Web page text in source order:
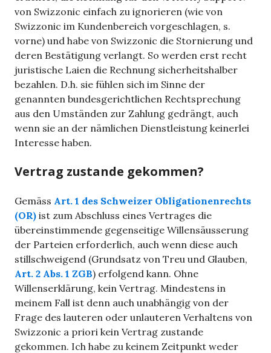
von Swizzonic einfach zu ignorieren (wie von
Swizzonic im Kundenbereich vorgeschlagen, s.
vorne) und habe von Swizzonic die Stornierung und
deren Bestätigung verlangt. So werden erst recht
juristische Laien die Rechnung sicherheitshalber
bezahlen. D.h. sie fühlen sich im Sinne der
genannten bundesgerichtlichen Rechtsprechung
aus den Umständen zur Zahlung gedrängt, auch
wenn sie an der nämlichen Dienstleistung keinerlei
Interesse haben.
Vertrag zustande gekommen?
Gemäss Art. 1 des Schweizer Obligationenrechts
(OR) ist zum Abschluss eines Vertrages die
übereinstimmende gegenseitige Willensäusserung
der Parteien erforderlich, auch wenn diese auch
stillschweigend (Grundsatz von Treu und Glauben,
Art. 2 Abs. 1 ZGB) erfolgend kann. Ohne
Willenserklärung, kein Vertrag. Mindestens in
meinem Fall ist denn auch unabhängig von der
Frage des lauteren oder unlauteren Verhaltens von
Swizzonic a priori kein Vertrag zustande
gekommen. Ich habe zu keinem Zeitpunkt weder